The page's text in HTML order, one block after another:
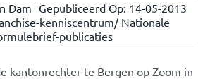
Dam Gepubliceerd Op: 14-05-2013
kenniscentrum/ Nationale
publicaties
kantonrechter te Bergen op Zoom in